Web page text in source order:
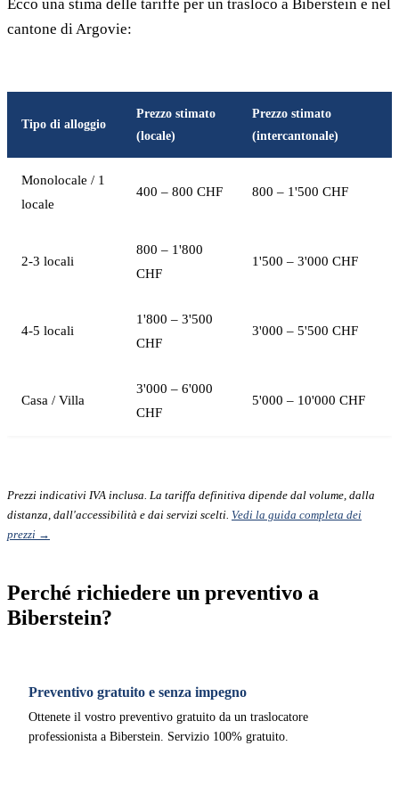
Ecco una stima delle tariffe per un trasloco a Biberstein e nel
cantone di Argovie:
Tipo di alloggio
Prezzo stimato
(locale)
Prezzo stimato
(intercantonale)
Monolocale / 1
locale
400 – 800 CHF 800 – 1'500 CHF
2-3 locali
800 – 1'800
CHF
1'500 – 3'000 CHF
4-5 locali
1'800 – 3'500
CHF
3'000 – 5'500 CHF
Casa / Villa
3'000 – 6'000
CHF
5'000 – 10'000 CHF
Prezzi indicativi IVA inclusa. La tariffa definitiva dipende dal volume, dalla
distanza, dall'accessibilità e dai servizi scelti. Vedi la guida completa dei
prezzi →
Perché richiedere un preventivo a
Biberstein?
Preventivo gratuito e senza impegno
Ottenete il vostro preventivo gratuito da un traslocatore
professionista a Biberstein. Servizio 100% gratuito.